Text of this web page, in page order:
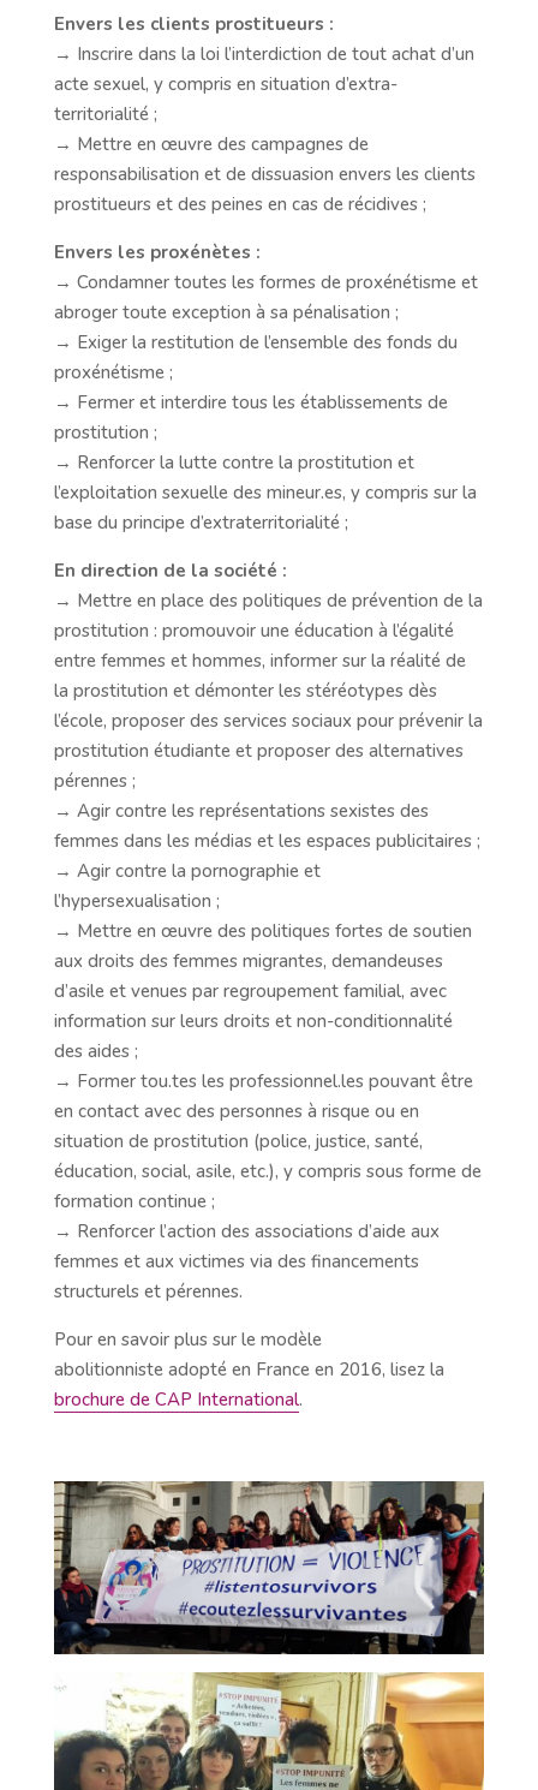
Envers les clients prostitueurs :
→ Inscrire dans la loi l’interdiction de tout achat d’un
acte sexuel, y compris en situation d’extra-
territorialité ;
→ Mettre en œuvre des campagnes de
responsabilisation et de dissuasion envers les clients
prostitueurs et des peines en cas de récidives ;
Envers les proxénètes :
→ Condamner toutes les formes de proxénétisme et
abroger toute exception à sa pénalisation ;
→ Exiger la restitution de l’ensemble des fonds du
proxénétisme ;
→ Fermer et interdire tous les établissements de
prostitution ;
→ Renforcer la lutte contre la prostitution et
l’exploitation sexuelle des mineur.es, y compris sur la
base du principe d’extraterritorialité ;
En direction de la société :
→ Mettre en place des politiques de prévention de la
prostitution : promouvoir une éducation à l’égalité
entre femmes et hommes, informer sur la réalité de
la prostitution et démonter les stéréotypes dès
l’école, proposer des services sociaux pour prévenir la
prostitution étudiante et proposer des alternatives
pérennes ;
→ Agir contre les représentations sexistes des
femmes dans les médias et les espaces publicitaires ;
→ Agir contre la pornographie et
l’hypersexualisation ;
→ Mettre en œuvre des politiques fortes de soutien
aux droits des femmes migrantes, demandeuses
d’asile et venues par regroupement familial, avec
information sur leurs droits et non-conditionnalité
des aides ;
→ Former tou.tes les professionnel.les pouvant être
en contact avec des personnes à risque ou en
situation de prostitution (police, justice, santé,
éducation, social, asile, etc.), y compris sous forme de
formation continue ;
→ Renforcer l’action des associations d’aide aux
femmes et aux victimes via des financements
structurels et pérennes.
Pour en savoir plus sur le modèle
abolitionniste adopté en France en 2016, lisez la
brochure de CAP International.